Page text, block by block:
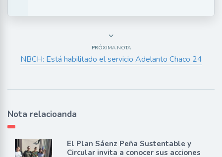
PRÓXIMA NOTA
NBCH: Está habilitado el servicio Adelanto Chaco 24
Nota relacioanda
El Plan Sáenz Peña Sustentable y
Circular invita a conocer sus acciones